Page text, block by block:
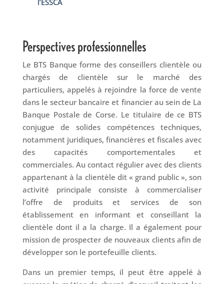
l’ESSCA
Perspectives professionnelles
Le BTS Banque forme des conseillers clientèle ou
chargés de clientèle sur le marché des
particuliers, appelés à rejoindre la force de vente
dans le secteur bancaire et financier au sein de La
Banque Postale de Corse. Le titulaire de ce BTS
conjugue de solides compétences techniques,
notamment juridiques, financières et fiscales avec
des capacités comportementales et
commerciales. Au contact régulier avec des clients
appartenant à la clientèle dit « grand public », son
activité principale consiste à commercialiser
l’offre de produits et services de son
établissement en informant et conseillant la
clientèle dont il a la charge. Il a également pour
mission de prospecter de nouveaux clients afin de
développer son le portefeuille clients.
Dans un premier temps, il peut être appelé à